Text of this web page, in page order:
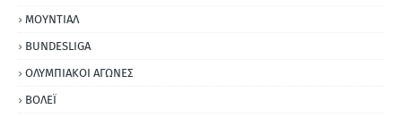
ΜΟΥΝΤΙΑΛ
BUNDESLIGA
ΟΛΥΜΠΙΑΚΟΙ ΑΓΩΝΕΣ
ΒΟΛΕΪ